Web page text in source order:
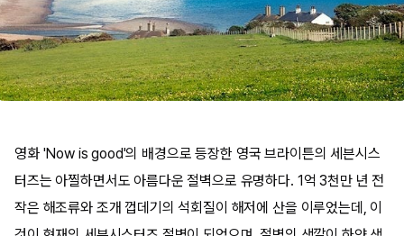
영화 'Now is good'의 배경으로 등장한 영국 브라이튼의 세븐시스
터즈는 아찔하면서도 아름다운 절벽으로 유명하다. 1억 3천만 년 전
작은 해조류와 조개 껍데기의 석회질이 해저에 산을 이루었는데, 이